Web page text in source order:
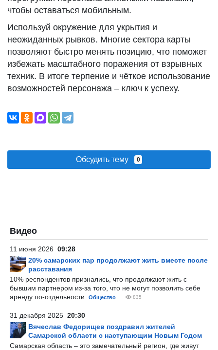
чтобы оставаться мобильным.
Используй окружение для укрытия и
неожиданных рывков. Многие сектора карты
позволяют быстро менять позицию, что поможет
избежать масштабного поражения от взрывных
техник. В итоге терпение и чёткое использование
возможностей персонажа – ключ к успеху.
Обсудить тему 0
Видео
11 июня 2026 09:28
20% самарских пар продолжают жить вместе после
расставания
10% респондентов признались, что продолжают жить с
бывшим партнером из-за того, что не могут позволить себе
аренду по-отдельности.
Общество 835
31 декабря 2025 20:30
Вячеслав Федорищев поздравил жителей
Самарской области с наступающим Новым Годом
Самарская область – это замечательный регион, где живут